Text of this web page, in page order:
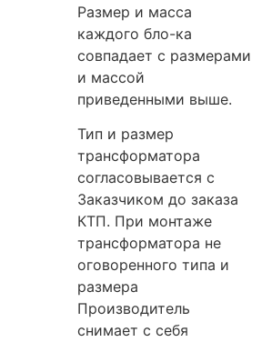
Размер и масса
каждого бло-ка
совпадает с размерами
и массой
приведенными выше.
Тип и размер
трансформатора
согласовывается с
Заказчиком до заказа
КТП. При монтаже
трансформатора не
оговоренного типа и
размера
Производитель
снимает с себя